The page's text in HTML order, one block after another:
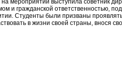
мероприятии выступила советник
и гражданской ответственностью,
Студенты были призваны
в жизни своей страны, внося